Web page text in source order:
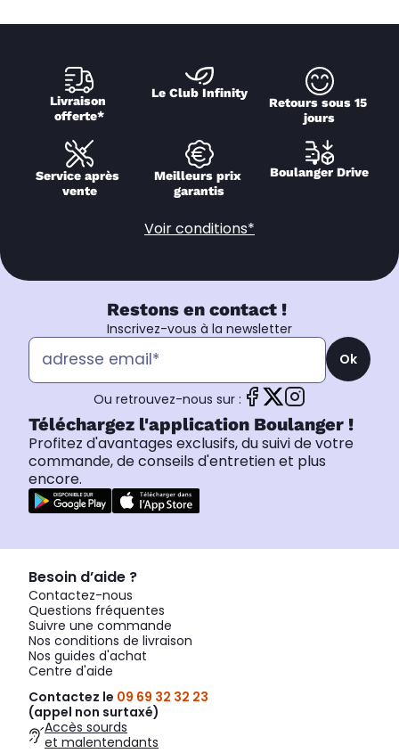
Livraison
offerte*
Le Club Infinity
Retours sous 15
jours
Service après
vente
Meilleurs prix
garantis
Boulanger Drive
Voir conditions*
Restons en contact !
Inscrivez-vous à la newsletter
Ok
Ou retrouvez-nous sur :
Téléchargez l'application Boulanger !
Profitez d'avantages exclusifs, du suivi de votre
commande, de conseils d'entretien et plus
encore.
Besoin d’aide ?
Contactez-nous
Questions fréquentes
Suivre une commande
Nos conditions de livraison
Nos guides d'achat
Centre d'aide
Contactez le 09 69 32 32 23
(appel non surtaxé)
Accès sourds
et malentendants